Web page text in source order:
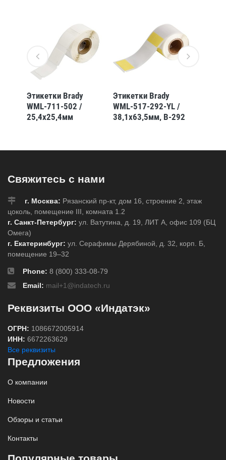
Этикетки Brady
WML-711-502 /
25,4x25,4мм
Этикетки Brady
WML-517-292-YL /
38,1x63,5мм, B-292
Свяжитесь с нами
г. Москва: Рязанский пр-кт, дом 16, строение 2, этаж
цоколь, помещение III, комната 1.2
г. Санкт-Петербург: ул. Ватутина, д. 19, ЛИТ А, офис 109 (БЦ
Омега)
г. Екатеринбург: ул. Серафимы Дерябиной, д. 32, корп. Б,
помещение 19–32
Phone: 8 (800) 333-08-79
Email: mail+1@indatech.ru
Реквизиты ООО «Индатэк»
ОГРН: 1086672005914
ИНН: 6672263629
Все реквизиты
Предложения
О компании
Новости
Обзоры и статьи
Контакты